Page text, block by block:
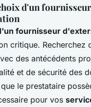
d'un fournisseur
fournisseur
critique. Recherchez
des antécédents
et de sécurité des
le prestataire
pour vos